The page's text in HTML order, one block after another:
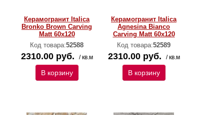
Керамогранит Italica
Bronko Brown Carving
Matt 60x120
Код товара:52588
2310.00 руб. / кв.м
В корзину
Керамогранит Italica
Agnesina Bianco
Carving Matt 60x120
Код товара:52589
2310.00 руб. / кв.м
В корзину